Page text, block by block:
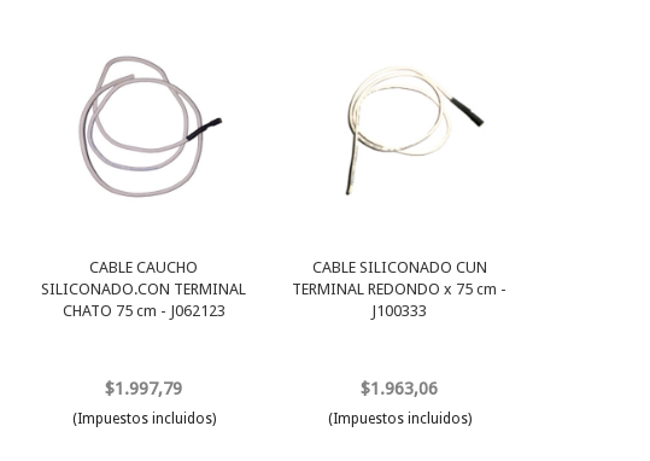
CABLE CAUCHO
SILICONADO.CON TERMINAL
CHATO 75 cm - J062123
$1.997,79
(Impuestos incluidos)
CABLE SILICONADO CUN
TERMINAL REDONDO x 75 cm -
J100333
$1.963,06
(Impuestos incluidos)